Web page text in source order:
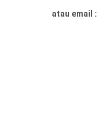
atau email :